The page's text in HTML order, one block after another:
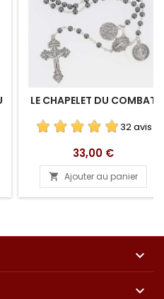
LE CHAPELET DU COMBAT
32 avis
Prix
33,00 €
 Ajouter au panier

